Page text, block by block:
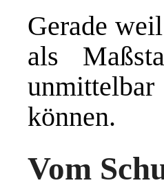
Gerade
als
können.
Vom